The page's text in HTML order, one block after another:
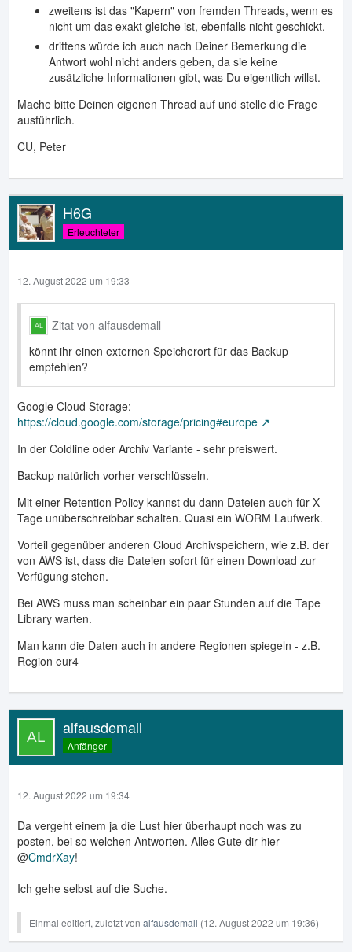
zweitens ist das "Kapern" von fremden Threads, wenn es
nicht um das exakt gleiche ist, ebenfalls nicht geschickt.
drittens würde ich auch nach Deiner Bemerkung die
Antwort wohl nicht anders geben, da sie keine
zusätzliche Informationen gibt, was Du eigentlich willst.
Mache bitte Deinen eigenen Thread auf und stelle die Frage
ausführlich.
CU, Peter
H6G
Erleuchteter
12. August 2022 um 19:33
Zitat von alfausdemall
könnt ihr einen externen Speicherort für das Backup
empfehlen?
Google Cloud Storage:
https://cloud.google.com/storage/pricing#europe
In der Coldline oder Archiv Variante - sehr preiswert.
Backup natürlich vorher verschlüsseln.
Mit einer Retention Policy kannst du dann Dateien auch für X
Tage unüberschreibbar schalten. Quasi ein WORM Laufwerk.
Vorteil gegenüber anderen Cloud Archivspeichern, wie z.B. der
von AWS ist, dass die Dateien sofort für einen Download zur
Verfügung stehen.
Bei AWS muss man scheinbar ein paar Stunden auf die Tape
Library warten.
Man kann die Daten auch in andere Regionen spiegeln - z.B.
Region eur4
alfausdemall
Anfänger
12. August 2022 um 19:34
Da vergeht einem ja die Lust hier überhaupt noch was zu
posten, bei so welchen Antworten. Alles Gute dir hier
@CmdrXay!
Ich gehe selbst auf die Suche.
Einmal editiert, zuletzt von alfausdemall (12. August 2022 um 19:36)